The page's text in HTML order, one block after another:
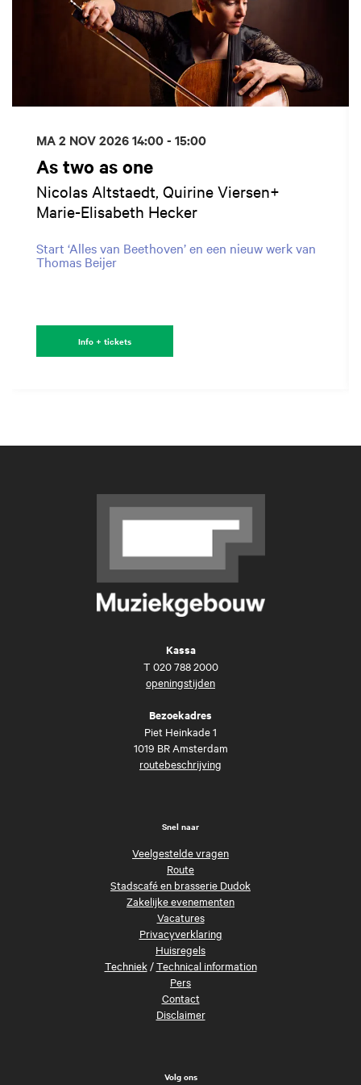
As two as one
Nicolas Altstaedt, Quirine Viersen+
Marie-Elisabeth Hecker
Start ‘Alles van Beethoven’ en een nieuw werk van
Thomas Beijer
MA 2 NOV 202614:00 - 15:00
Info + tickets
Kassa
T 020 788 2000
openingstijden
Bezoekadres
Piet Heinkade 1
1019 BR Amsterdam
routebeschrijving
Snel naar
Veelgestelde vragen
Route
Stadscafé en brasserie Dudok
Zakelijke evenementen
Vacatures
Privacyverklaring
Huisregels
Techniek/Technical information
Pers
Contact
Disclaimer
Volg ons